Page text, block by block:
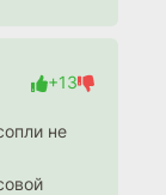
+13
не